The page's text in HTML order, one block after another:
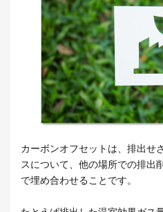
カーボンオフセットは、排出せ
スについて、他の場所での排出
で埋め合わせることです。